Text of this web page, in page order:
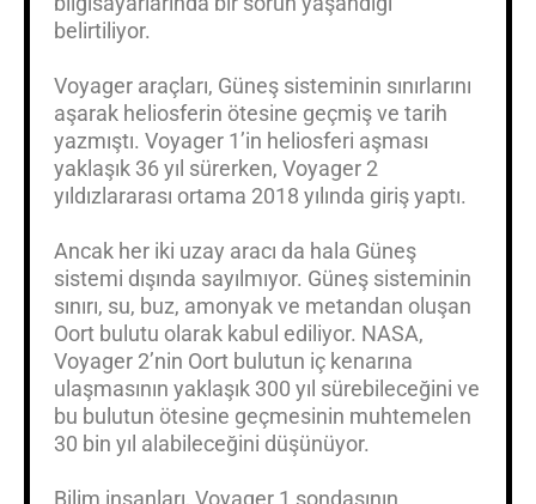
belirtiliyor.
Voyager araçları, Güneş sisteminin sınırlarını
aşarak heliosferin ötesine geçmiş ve tarih
yazmıştı. Voyager 1’in heliosferi aşması
yaklaşık 36 yıl sürerken, Voyager 2
yıldızlararası ortama 2018 yılında giriş yaptı.
Ancak her iki uzay aracı da hala Güneş
sistemi dışında sayılmıyor. Güneş sisteminin
sınırı, su, buz, amonyak ve metandan oluşan
Oort bulutu olarak kabul ediliyor. NASA,
Voyager 2’nin Oort bulutun iç kenarına
ulaşmasının yaklaşık 300 yıl sürebileceğini ve
bu bulutun ötesine geçmesinin muhtemelen
30 bin yıl alabileceğini düşünüyor.
Bilim insanları, Voyager 1 sondasının